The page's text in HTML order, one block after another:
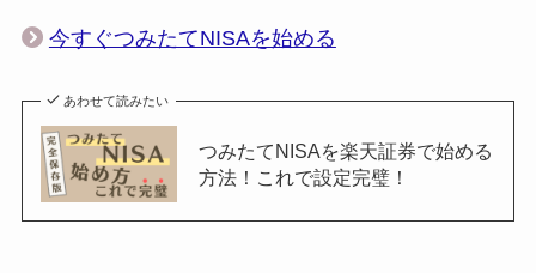
今すぐつみたてNISAを始める
あわせて読みたい
つみたてNISAを楽天証券で始める
方法！これで設定完璧！